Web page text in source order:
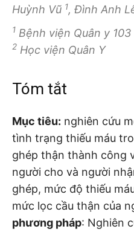
Huỳnh Vũ 1, Đình Anh
1 Bệnh viện Quân y 103
2 Học viện Quân Y
Tóm tắt
Mục tiêu: nghiên cứu
tình trạng thiếu máu
ghép thận thành công
người cho và người
ghép, mức độ thiếu
mức lọc cầu thận của
phương pháp: Nghiên